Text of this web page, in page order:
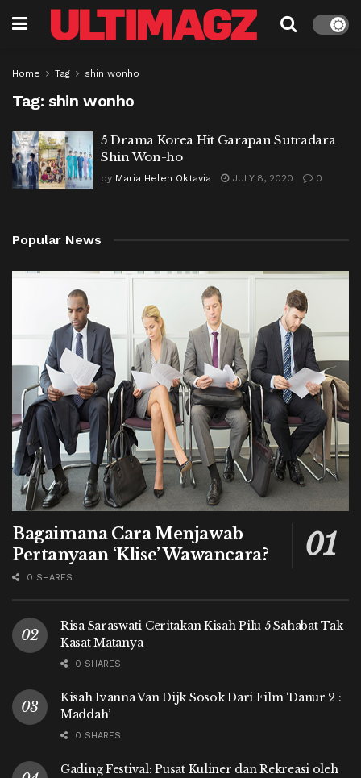
Home Tag shin wonho
Tag: shin wonho
5 Drama Korea Hit Garapan Sutradara
Shin Won-ho
by Maria Helen Oktavia JULY 8, 2020 0
Popular News
Bagaimana Cara Menjawab
Pertanyaan ‘Klise’ Wawancara?
0 SHARES
Risa Saraswati Ceritakan Kisah Pilu 5 Sahabat Tak
Kasat Matanya
0 SHARES
Kisah Ivanna Van Dijk Sosok Dari Film ‘Danur 2 :
Maddah’
0 SHARES
Gading Festival: Pusat Kuliner dan Rekreasi oleh